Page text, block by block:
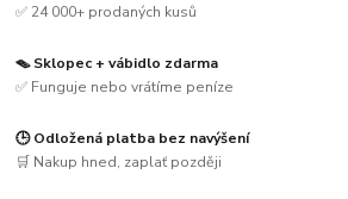
✅ 24 000+ prodaných kusů
🪤 Sklopec + vábidlo zdarma
✅ Funguje nebo vrátíme peníze
🕒 Odložená platba bez navýšení
🛒 Nakup hned, zaplať později